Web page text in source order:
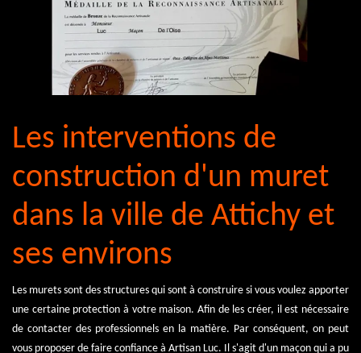
Les interventions de
construction d'un muret
dans la ville de Attichy et
ses environs
Les murets sont des structures qui sont à construire si vous voulez apporter
une certaine protection à votre maison. Afin de les créer, il est nécessaire
de contacter des professionnels en la matière. Par conséquent, on peut
vous proposer de faire confiance à Artisan Luc. Il s'agit d'un maçon qui a pu